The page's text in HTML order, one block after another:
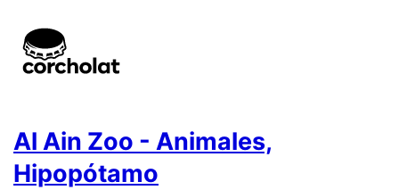
Al Ain Zoo - Animales,
Hipopótamo